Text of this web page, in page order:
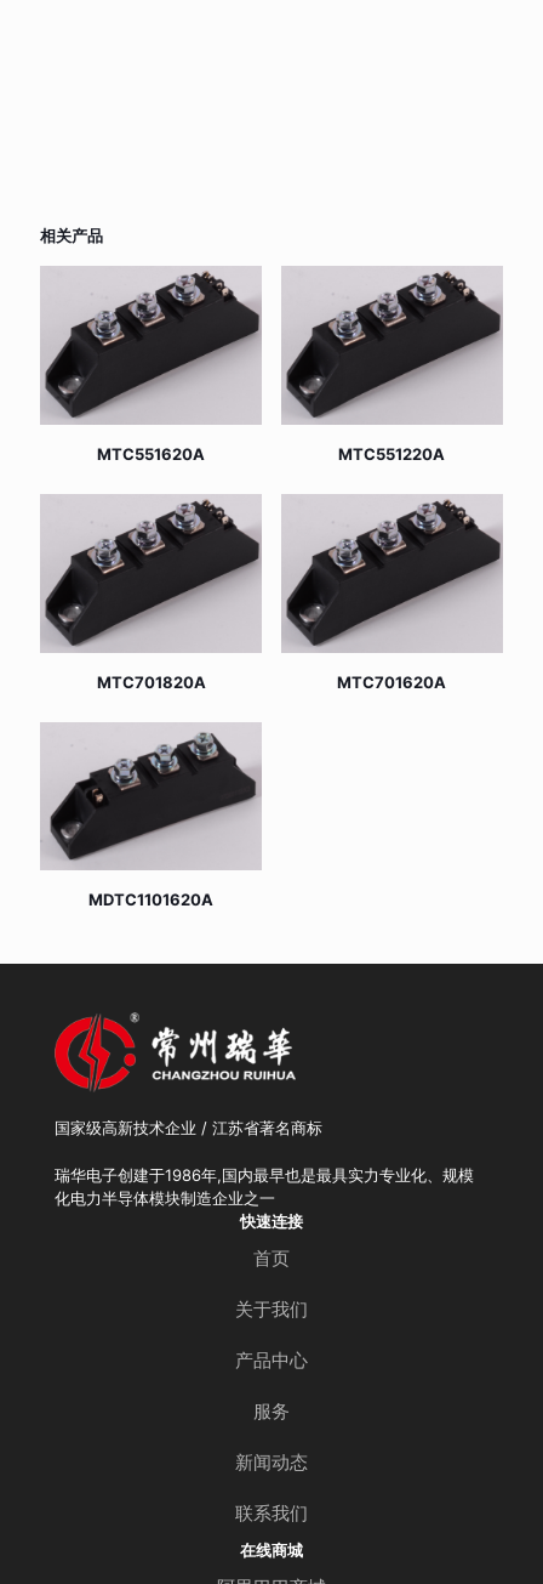
相关产品
MTC551620A MTC551220A
MTC701820A MTC701620A
MDTC1101620A
国家级高新技术企业 / 江苏省著名商标
瑞华电子创建于1986年,国内最早也是最具实力专业化、规模
化电力半导体模块制造企业之一
快速连接
首页
关于我们
产品中心
服务
新闻动态
联系我们
在线商城